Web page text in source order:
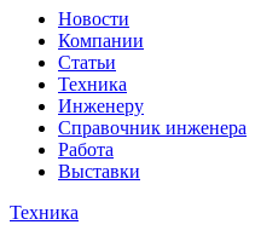
Новости
Компании
Статьи
Техника
Инженеру
Справочник инженера
Работа
Выставки
Техника